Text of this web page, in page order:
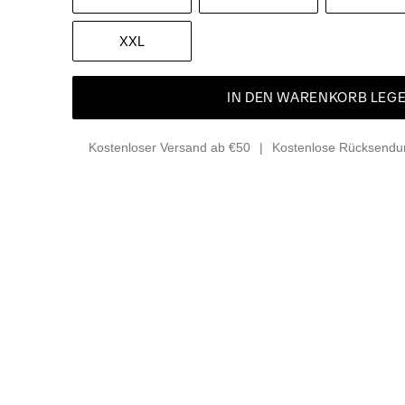
XXL
IN DEN WARENKORB
Kostenloser Versand ab €50 Kostenlose